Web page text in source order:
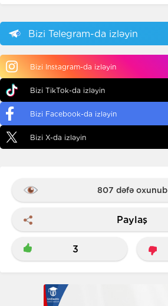
Bizi Telegram-da izləyin
Bizi Instagram-da izləyin
Bizi TikTok-da izləyin
Bizi Facebook-da izləyin
Bizi X-da izləyin
807 dəfə oxunub
Paylaş
3